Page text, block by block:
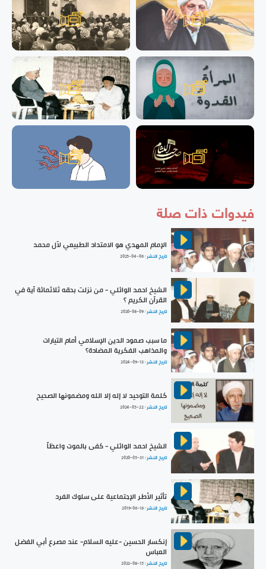
فيدوات ذات صلة
الإمام المهدي هو الامتداد الطبيعي لآل محمد
تاريخ النشر :2025-04-06
الشيخ احمد الوائلي - من نزلت بحقه ثلاثمائة آية في
القرآن الكريم ؟
تاريخ النشر :2020-08-09
ما سبب صمود الدين الإسلامي أمام التيارات
والمذاهب الفكرية المضادة؟
تاريخ النشر :2024-09-13
كلمة التوحيد لا إله إلا الله ومضمونها الصحيح
تاريخ النشر :2024-05-22
الشيخ احمد الوائلي - كفى بالموت واعظاً
تاريخ النشر :2020-05-31
تأثير الأطر الإجتماعية على سلوك الفرد
تاريخ النشر :2019-06-16
إنكسار الحسين -عليه السلام- عند مصرع أبي الفضل
العباس
تاريخ النشر :2022-08-15